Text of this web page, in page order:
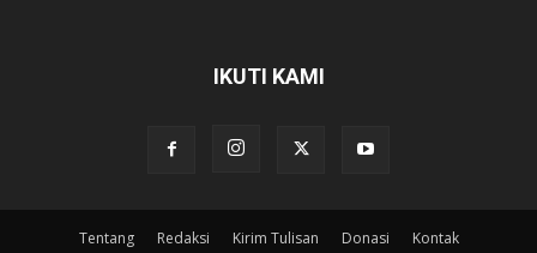
IKUTI KAMI
Tentang Redaksi Kirim Tulisan Donasi Kontak